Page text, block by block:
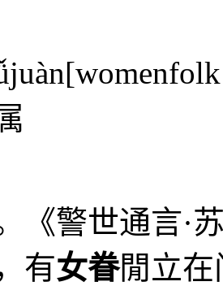
《警世通言·
有女眷閒立在